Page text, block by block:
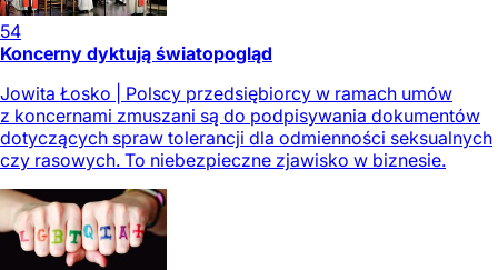
54
Koncerny dyktują światopogląd
Jowita Łosko | Polscy przedsiębiorcy w ramach umów
z koncernami zmuszani są do podpisywania dokumentów
dotyczących spraw tolerancji dla odmienności seksualnych
czy rasowych. To niebezpieczne zjawisko w biznesie.